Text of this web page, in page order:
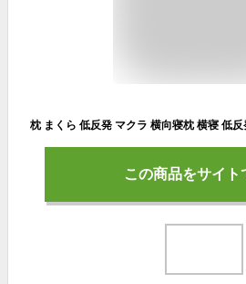
この商品をサイト